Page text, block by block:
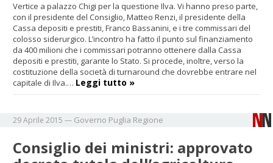
Vertice a palazzo Chigi per la questione Ilva. Vi hanno preso parte,
con il presidente del Consiglio, Matteo Renzi, il presidente della
Cassa depositi e prestiti, Franco Bassanini, e i tre commissari del
colosso siderurgico. L’incontro ha fatto il punto sul finanziamento
da 400 milioni che i commissari potranno ottenere dalla Cassa
depositi e prestiti, garante lo Stato. Si procede, inoltre, verso la
costituzione della società di turnaround che dovrebbe entrare nel
capitale di Ilva.… Leggi tutto »
29 Aprile 2015 — Governo Puglia Regione
Consiglio dei ministri: approvato